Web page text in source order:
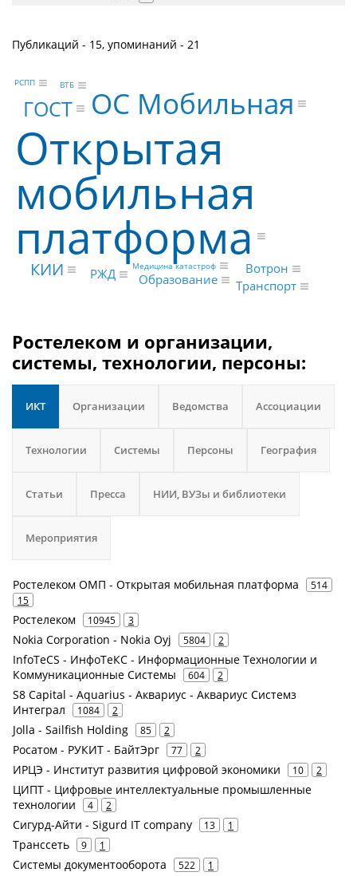
Публикаций - 15, упоминаний - 21
Открытая
мобильная
платформа
ОС Мобильная
ГОСТ
КИИ РЖД Образование
Вотрон
Транспорт
Медицина катастроф
ВТБ
РСПП
Ростелеком и организации,
системы, технологии, персоны:
ИКТ Организации Ведомства Ассоциации
Технологии Системы Персоны География
Статьи Пресса НИИ, ВУЗы и библиотеки
Мероприятия
Ростелеком ОМП - Открытая мобильная платформа
514
15
Ростелеком 10945 3
Nokia Corporation - Nokia Oyj 5804 2
InfoTeCS - ИнфоТеКС - Информационные Технологии и
Коммуникационные Системы
604 2
S8 Capital - Aquarius - Аквариус - Аквариус Системз
Интеграл
1084 2
Jolla - Sailfish Holding 85 2
Росатом - РУКИТ - БайтЭрг 77 2
ИРЦЭ - Институт развития цифровой экономики 10 2
ЦИПТ - Цифровые интеллектуальные промышленные
технологии
4 2
Сигурд-Айти - Sigurd IT company 13 1
Транссеть 9 1
Системы документооборота 522 1